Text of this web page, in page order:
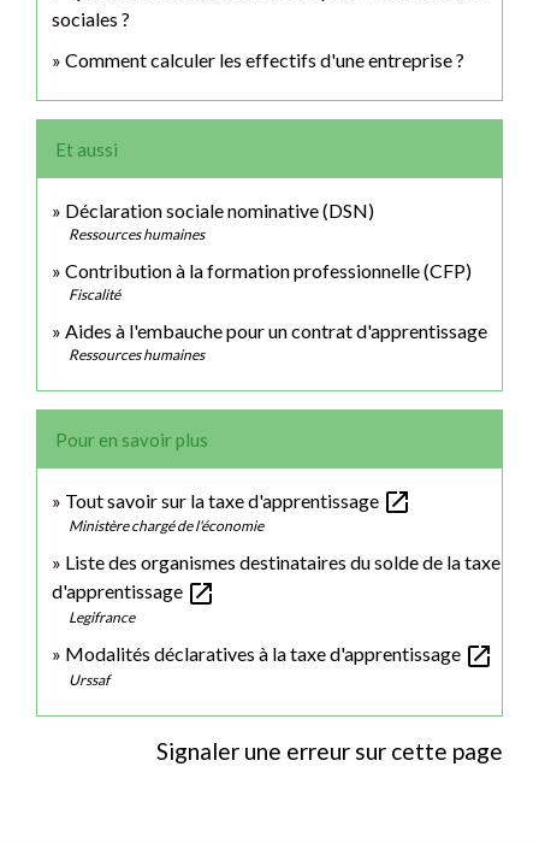
sociales ?
Comment calculer les effectifs d'une entreprise ?
Et aussi
Déclaration sociale nominative (DSN)
Ressources humaines
Contribution à la formation professionnelle (CFP)
Fiscalité
Aides à l'embauche pour un contrat d'apprentissage
Ressources humaines
Pour en savoir plus
Tout savoir sur la taxe d'apprentissage open_in_new
Ministère chargé de l'économie
Liste des organismes destinataires du solde de la taxe
d'apprentissage open_in_new
Legifrance
Modalités déclaratives à la taxe d'apprentissage open_in_new
Urssaf
Signaler une erreur sur cette page